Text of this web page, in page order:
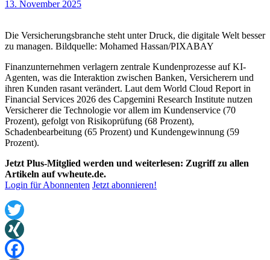
13. November 2025
Die Versicherungsbranche steht unter Druck, die digitale Welt besser
zu managen. Bildquelle: Mohamed Hassan/PIXABAY
Finanzunternehmen verlagern zentrale Kundenprozesse auf KI-
Agenten, was die Interaktion zwischen Banken, Versicherern und
ihren Kunden rasant verändert. Laut dem World Cloud Report in
Financial Services 2026 des Capgemini Research Institute nutzen
Versicherer die Technologie vor allem im Kundenservice (70
Prozent), gefolgt von Risikoprüfung (68 Prozent),
Schadenbearbeitung (65 Prozent) und Kundengewinnung (59
Prozent).
Jetzt Plus-Mitglied werden und weiterlesen: Zugriff zu allen
Artikeln auf vwheute.de.
Login für Abonnenten Jetzt abonnieren!
Twitter
XING